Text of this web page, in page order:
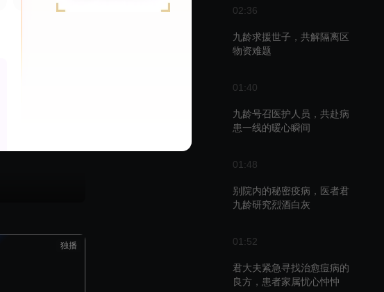
02:36
九龄求援世子，共解隔离区
物资难题
01:40
九龄号召医护人员，共赴病
患一线的暖心瞬间
01:48
别院内的秘密疫病，医者君
九龄研究烈酒白灰
01:52
君大夫紧急寻找治愈痘病的
良方，患者家属忧心忡忡
独播